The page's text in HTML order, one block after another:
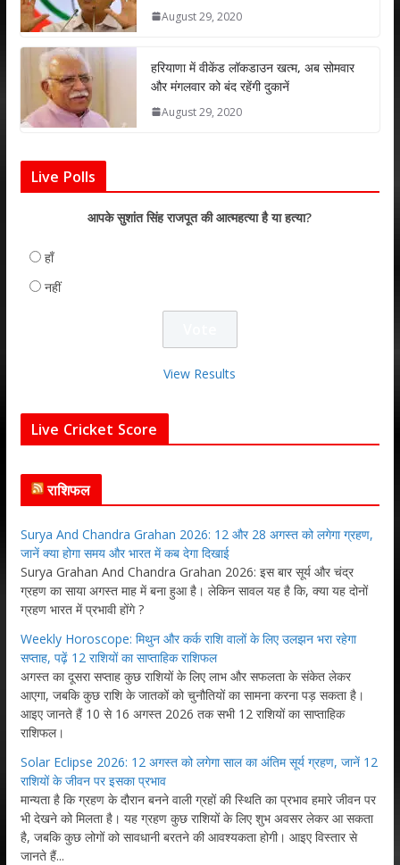
August 29, 2020
हरियाणा में वीकेंड लॉकडाउन खत्म, अब सोमवार
और मंगलवार को बंद रहेंगी दुकानें
August 29, 2020
Live Polls
आपके सुशांत सिंह राजपूत की आत्महत्या है या हत्या?
हाँ
नहीं
View Results
Live Cricket Score
राशिफल
Surya And Chandra Grahan 2026: 12 और 28 अगस्त को लगेगा ग्रहण,
जानें क्या होगा समय और भारत में कब देगा दिखाई
Surya Grahan And Chandra Grahan 2026: इस बार सूर्य और चंद्र
ग्रहण का साया अगस्त माह में बना हुआ है। लेकिन सावल यह है कि, क्या यह दोनों
ग्रहण भारत में प्रभावी होंगे ?
Weekly Horoscope: मिथुन और कर्क राशि वालों के लिए उलझन भरा रहेगा
सप्ताह, पढ़ें 12 राशियों का साप्ताहिक राशिफल
अगस्त का दूसरा सप्ताह कुछ राशियों के लिए लाभ और सफलता के संकेत लेकर
आएगा, जबकि कुछ राशि के जातकों को चुनौतियों का सामना करना पड़ सकता है।
आइए जानते हैं 10 से 16 अगस्त 2026 तक सभी 12 राशियों का साप्ताहिक
राशिफल।
Solar Eclipse 2026: 12 अगस्त को लगेगा साल का अंतिम सूर्य ग्रहण, जानें 12
राशियों के जीवन पर इसका प्रभाव
मान्यता है कि ग्रहण के दौरान बनने वाली ग्रहों की स्थिति का प्रभाव हमारे जीवन पर
भी देखने को मिलता है। यह ग्रहण कुछ राशियों के लिए शुभ अवसर लेकर आ सकता
है, जबकि कुछ लोगों को सावधानी बरतने की आवश्यकता होगी। आइए विस्तार से
जानते हैं...